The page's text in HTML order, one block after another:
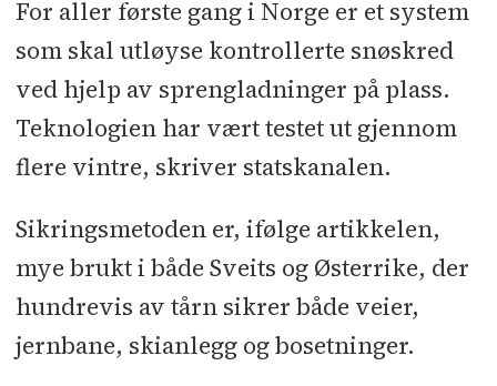
For aller første gang i Norge er et system
som skal utløyse kontrollerte snøskred
ved hjelp av sprengladninger på plass.
Teknologien har vært testet ut gjennom
flere vintre, skriver statskanalen.
Sikringsmetoden er, ifølge artikkelen,
mye brukt i både Sveits og Østerrike, der
hundrevis av tårn sikrer både veier,
jernbane, skianlegg og bosetninger.